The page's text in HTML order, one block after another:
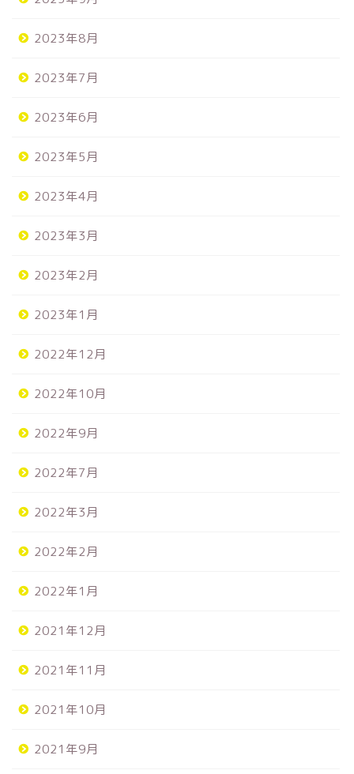
2023年8月
2023年7月
2023年6月
2023年5月
2023年4月
2023年3月
2023年2月
2023年1月
2022年12月
2022年10月
2022年9月
2022年7月
2022年3月
2022年2月
2022年1月
2021年12月
2021年11月
2021年10月
2021年9月